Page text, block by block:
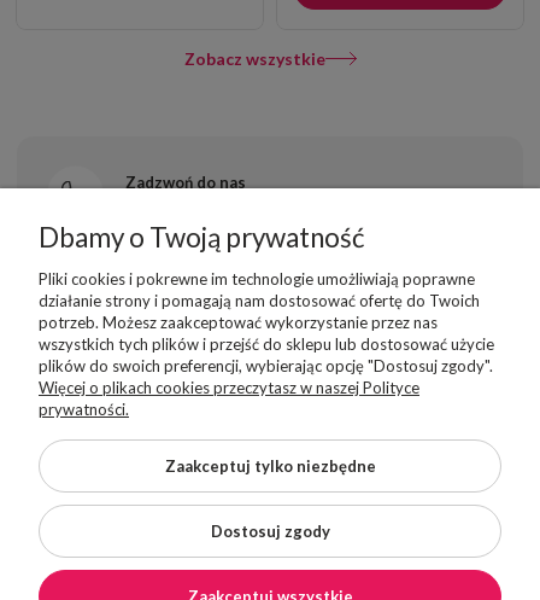
Zobacz wszystkie
Zadzwoń do nas
Napisz do nas
sklep@superbutelki.pl
Odwiedź nasze Social Media
INFORMACJE PODSTAWOWE
Dbamy o Twoją prywatność
Pliki cookies i pokrewne im technologie umożliwiają poprawne
działanie strony i pomagają nam dostosować ofertę do Twoich
potrzeb. Możesz zaakceptować wykorzystanie przez nas
wszystkich tych plików i przejść do sklepu lub dostosować użycie
plików do swoich preferencji, wybierając opcję "Dostosuj zgody".
Więcej o plikach cookies przeczytasz w naszej Polityce
prywatności.
Zaakceptuj tylko niezbędne
Dostosuj zgody
Zaakceptuj wszystkie